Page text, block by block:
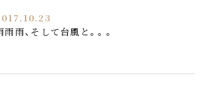
雨雨、そして台風と。。。